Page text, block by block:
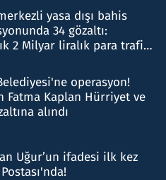
yasa dışı bahis
34 gözaltı:
2 Milyar liralık para trafiği
operasyon!
Fatma Kaplan Hürriyet ve
alındı
Uğur’un ifadesi ilk kez